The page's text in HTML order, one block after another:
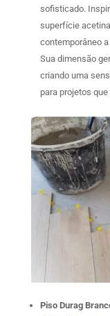
sofisticado.
superfície
contemporâneo
Sua dimensão
criando uma
para projetos
Piso Durag